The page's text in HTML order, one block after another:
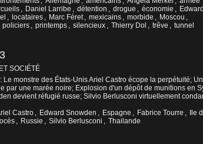
, Daniel Larribe , détention , drogue , économie , Edward
, locataires , Marc Féret , mexicains , morbide , Moscou ,
policiers , printemps , silencieux , Thierry Dol , trêve , tunnel
SOCIÉTÉ
monstre des États-Unis Ariel Castro écope la perpétuité;
par une marée noire; Explosion d'un dépôt de munitions en
devient réfugié russe; Silvio Berlusconi virtuellement
Castro , Edward Snowden , Espagne , Fabrice Tourre ,
Ile
, Russie , Silvio Berlusconi , Thailande